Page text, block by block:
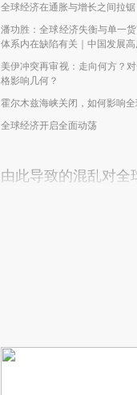
全球经济在通胀与增长之间拉锯
潘功胜：全球经济失衡与单一
体系内在缺陷有关｜中国发展
美伊冲突再审视：走向何方？
格影响几何？
霍尔木兹海峡关闭，如何影响
全球经济开启全面动荡
由此导致的混乱对全